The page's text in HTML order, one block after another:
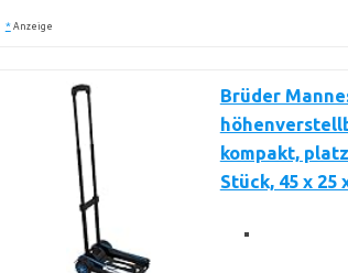
* Anzeige
Brüder
kompakt,
Stück, 45 x 25